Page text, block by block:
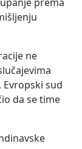
ne
sud
da se time